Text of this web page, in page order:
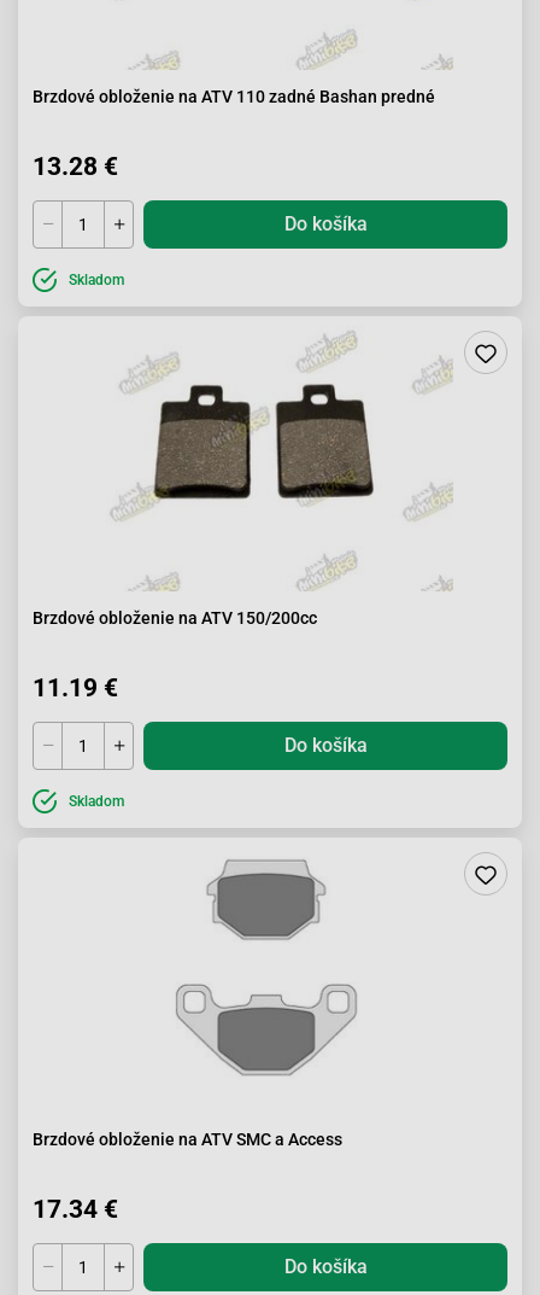
Brzdové obloženie na ATV 110 zadné Bashan predné
13.28 €
Do košíka
Skladom
Brzdové obloženie na ATV 150/200cc
11.19 €
Do košíka
Skladom
Brzdové obloženie na ATV SMC a Access
17.34 €
Do košíka